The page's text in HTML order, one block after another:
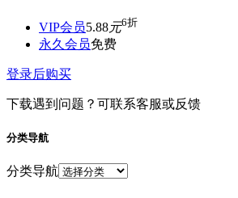
VIP会员5.88元6折
永久会员免费
登录后购买
下载遇到问题？可联系客服或反馈
分类导航
分类导航